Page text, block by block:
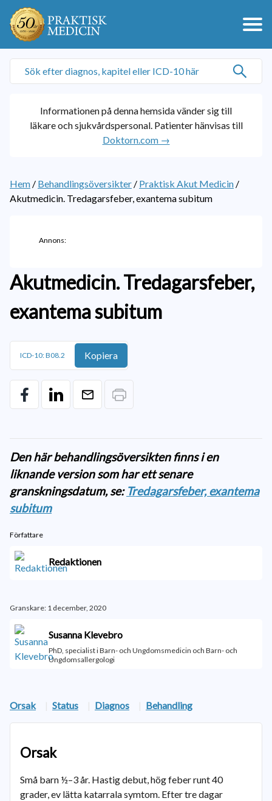
Informationen på denna hemsida vänder sig till
läkare och sjukvårdspersonal. Patienter hänvisas till
Doktorn.com →
Hem / Behandlingsöversikter / Praktisk Akut Medicin /
Akutmedicin. Tredagarsfeber, exantema subitum
Annons:
Akutmedicin. Tredagarsfeber,
exantema subitum
ICD-10: B08.2 Kopiera
Den här behandlingsöversikten finns i en
liknande version som har ett senare
granskningsdatum, se: Tredagarsfeber, exantema
subitum
Författare
Redaktionen
Granskare: 1 december, 2020
Susanna Klevebro
PhD, specialist i Barn- och Ungdomsmedicin och Barn- och
Ungdomsallergologi
Orsak | Status | Diagnos | Behandling
Orsak
Små barn ½–3 år. Hastig debut, hög feber runt 40
grader, ev lätta katarrala symtom. Efter tre dagar